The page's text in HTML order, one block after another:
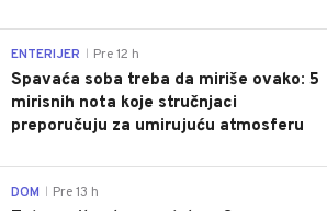
ENTERIJER Pre 12 h
Spavaća soba treba da miriše ovako: 5
mirisnih nota koje stručnjaci
preporučuju za umirujuću atmosferu
DOM Pre 13 h